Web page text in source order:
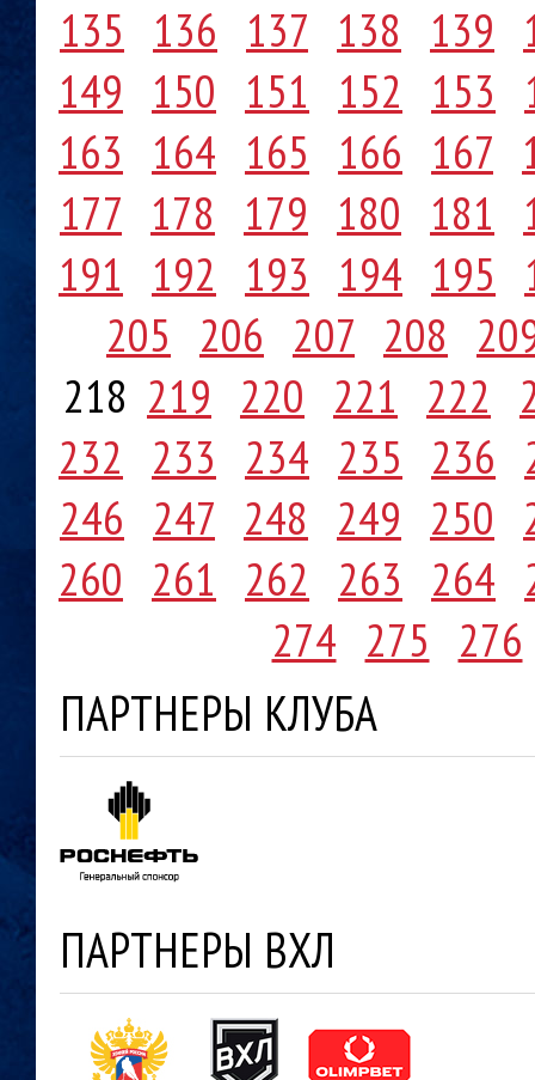
135 136 137 138 139
149 150 151 152 153
163 164 165 166 167
177 178 179 180 181
191 192 193 194 195
205 206 207 208
218 219 220 221 222
232 233 234 235 236
246 247 248 249 250
260 261 262 263 264
274 275 276
ПАРТНЕРЫ КЛУБА
ПАРТНЕРЫ ВХЛ